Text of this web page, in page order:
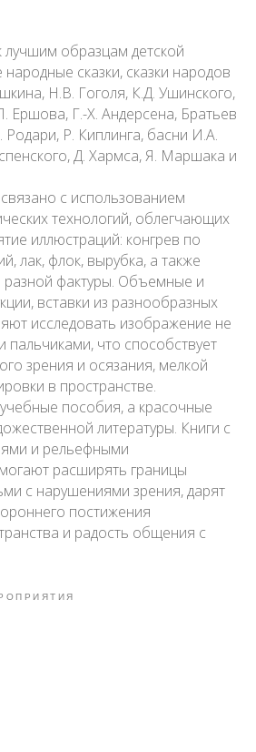
образцам детской
народные сказки, сказки народов
Н.В. Гоголя, К.Д. Ушинского,
Ершова, Г.-Х. Андерсена, Братьев
Р. Киплинга, басни И.А.
Д. Хармса, Я. Маршака и
с использованием
технологий, облегчающих
иллюстраций: конгрев по
лак, флок, вырубка, а также
разной фактуры. Объемные и
вставки из разнообразных
исследовать изображение не
пальчиками, что способствует
зрения и осязания, мелкой
в пространстве.
пособия, а красочные
литературы. Книги с
и рельефными
расширять границы
с нарушениями зрения, дарят
постижения
и радость общения с